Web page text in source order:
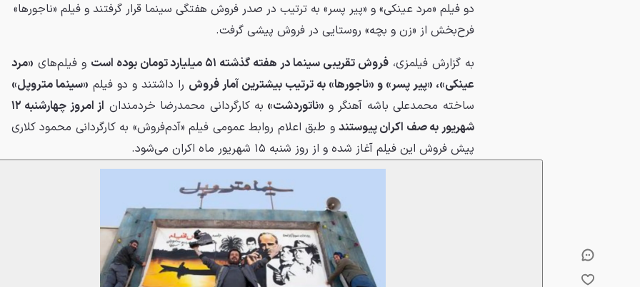
دو فیلم «مرد عینکی» و «پیر پسر» به ترتیب در صدر فروش هفتگی سینما قرار گرفتند و فیلم «ناجورها»
فرح‌بخش از «زن و بچه» روستایی در فروش پیشی گرفت.
به گزارش فیلمزی، فروش تقریبی سینما در هفته گذشته ۵۱ میلیارد تومان بوده است و فیلم‌های «مرد
عینکی»، «پیر پسر» و «ناجورها» به ترتیب بیشترین آمار فروش را داشتند و دو فیلم «سینما متروپل»
ساخته محمدعلی باشه آهنگر و «ناتوردشت» به کارگردانی محمدرضا خردمندان
از امروز چهارشنبه ۱۲
شهریور به صف اکران پیوستند و طبق اعلام روابط عمومی فیلم «آدم‌فروش» به کارگردانی محمود کلاری
پیش فروش این فیلم آغاز شده و از روز شنبه ۱۵ شهریور ماه اکران می‌شود.